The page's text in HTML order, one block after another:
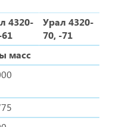
4320-
Урал 4320-
70, -71
масс